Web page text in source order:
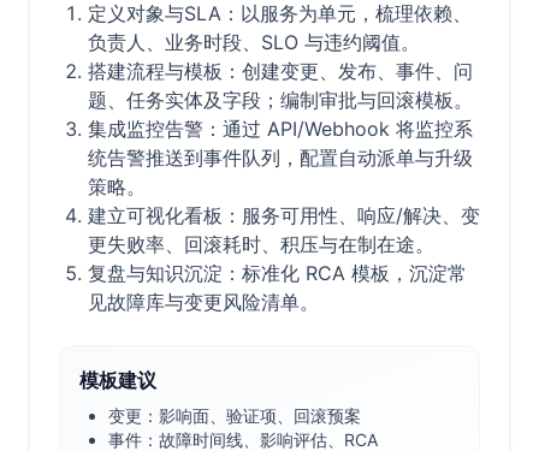
定义对象与SLA：以服务为单元，梳理依赖、
负责人、业务时段、SLO 与违约阈值。
搭建流程与模板：创建变更、发布、事件、问
题、任务实体及字段；编制审批与回滚模板。
集成监控告警：通过 API/Webhook 将监控系
统告警推送到事件队列，配置自动派单与升级
策略。
建立可视化看板：服务可用性、响应/解决、变
更失败率、回滚耗时、积压与在制在途。
复盘与知识沉淀：标准化 RCA 模板，沉淀常
见故障库与变更风险清单。
模板建议
变更：影响面、验证项、回滚预案
事件：故障时间线、影响评估、RCA